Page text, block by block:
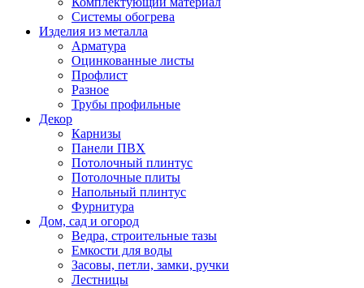
Системы обогрева
Изделия из металла
Арматура
Оцинкованные листы
Профлист
Разное
Трубы профильные
Декор
Карнизы
Панели ПВХ
Потолочный плинтус
Потолочные плиты
Напольный плинтус
Фурнитура
Дом, сад и огород
Ведра, строительные тазы
Емкости для воды
Засовы, петли, замки, ручки
Лестницы